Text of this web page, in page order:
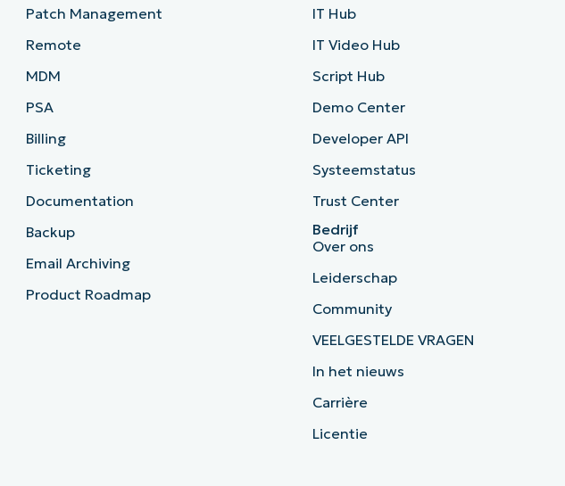
Patch Management
Remote
MDM
PSA
Billing
Ticketing
Documentation
Backup
Email Archiving
Product Roadmap
IT Hub
IT Video Hub
Script Hub
Demo Center
Developer API
Systeemstatus
Trust Center
Bedrijf
Over ons
Leiderschap
Community
VEELGESTELDE VRAGEN
In het nieuws
Carrière
Licentie